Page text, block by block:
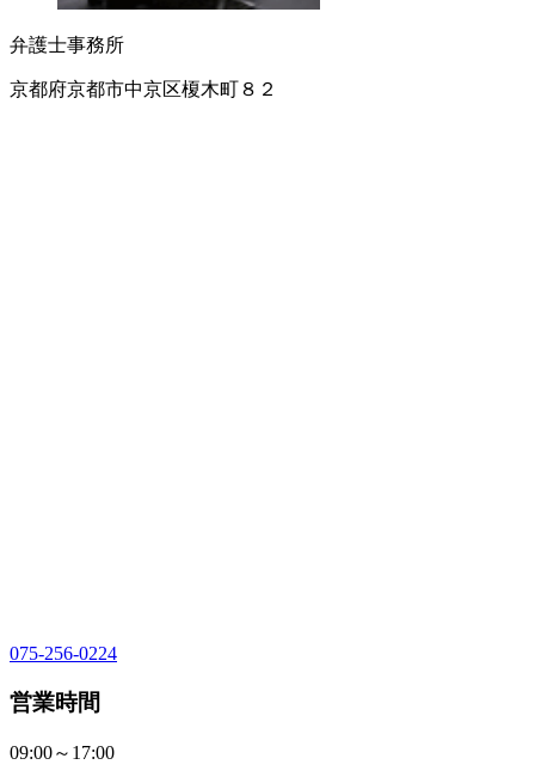
弁護士事務所
京都府京都市中京区榎木町８２
075-256-0224
営業時間
09:00～17:00